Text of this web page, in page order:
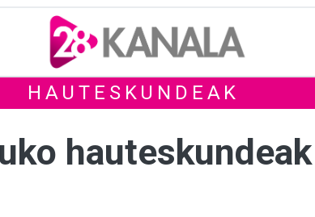
HAUTESKUNDEAK